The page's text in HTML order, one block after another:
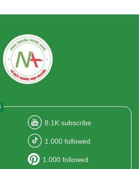
8.1K subscribe
1.000 followed
1.000 followed